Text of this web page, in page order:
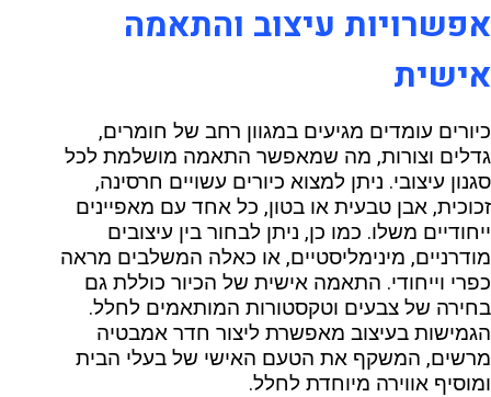
אפשרויות עיצוב והתאמה
אישית
כיורים עומדים מגיעים במגוון רחב של חומרים,
גדלים וצורות, מה שמאפשר התאמה מושלמת לכל
סגנון עיצובי. ניתן למצוא כיורים עשויים חרסינה,
זכוכית, אבן טבעית או בטון, כל אחד עם מאפיינים
ייחודיים משלו. כמו כן, ניתן לבחור בין עיצובים
מודרניים, מינימליסטיים, או כאלה המשלבים מראה
כפרי וייחודי. התאמה אישית של הכיור כוללת גם
בחירה של צבעים וטקסטורות המותאמים לחלל.
הגמישות בעיצוב מאפשרת ליצור חדר אמבטיה
מרשים, המשקף את הטעם האישי של בעלי הבית
ומוסיף אווירה מיוחדת לחלל.